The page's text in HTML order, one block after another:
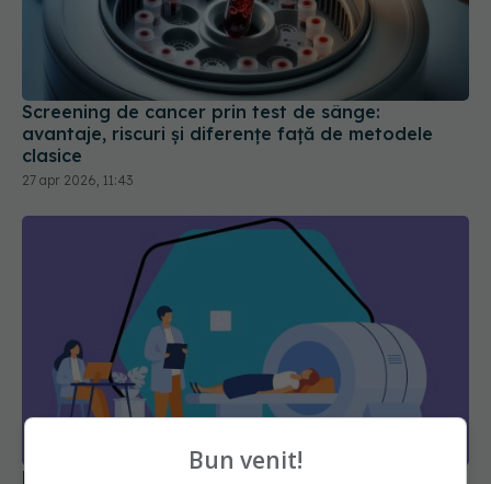
Screening de cancer prin test de sânge:
avantaje, riscuri și diferențe față de metodele
clasice
27 apr 2026, 11:43
De ce simptomele cancerului apar abia după 10-
15 ani de la apariția bolii în organism
14 mai 2026, 21:37
Bun venit!